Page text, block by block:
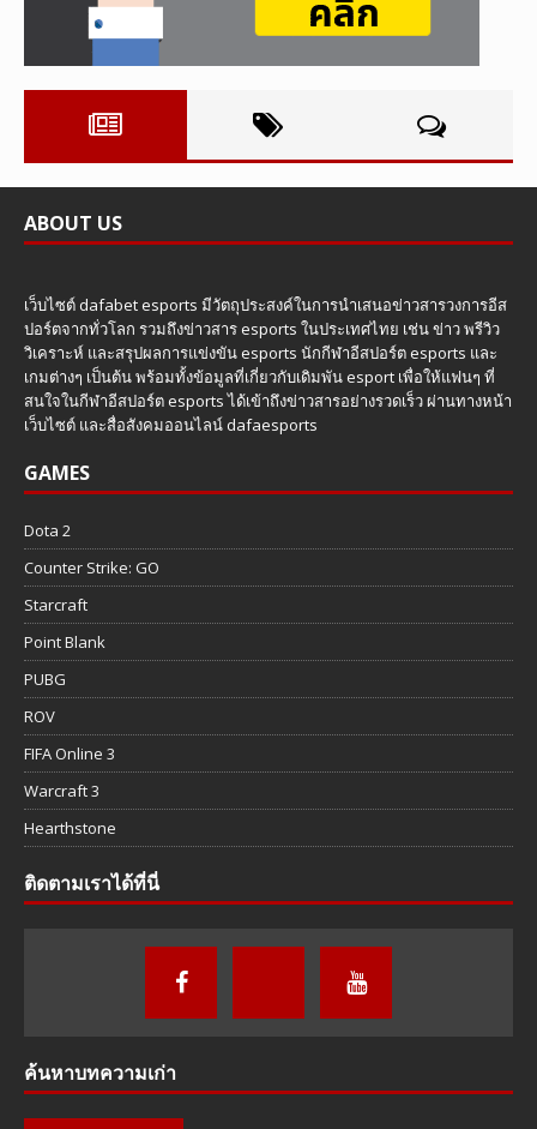
ABOUT US
เว็บไซต์ dafabet esports มีวัตถุประสงค์ในการนำเสนอข่าวสารวงการอีส
ปอร์ตจากทั่วโลก รวมถึงข่าวสาร esports ในประเทศไทย เช่น ข่าว พรีวิว
วิเคราะห์ และสรุปผลการแข่งขัน esports นักกีฬาอีสปอร์ต esports และ
เกมต่างๆ เป็นต้น พร้อมทั้งข้อมูลที่เกี่ยวกับเดิมพัน esport เพื่อให้แฟนๆ ที่
สนใจในกีฬาอีสปอร์ต esports ได้เข้าถึงข่าวสารอย่างรวดเร็ว ผ่านทางหน้า
เว็บไซต์ และสื่อสังคมออนไลน์ dafaesports
GAMES
Dota 2
Counter Strike: GO
Starcraft
Point Blank
PUBG
ROV
FIFA Online 3
Warcraft 3
Hearthstone
ติดตามเราได้ที่นี่
ค้นหาบทความเก่า